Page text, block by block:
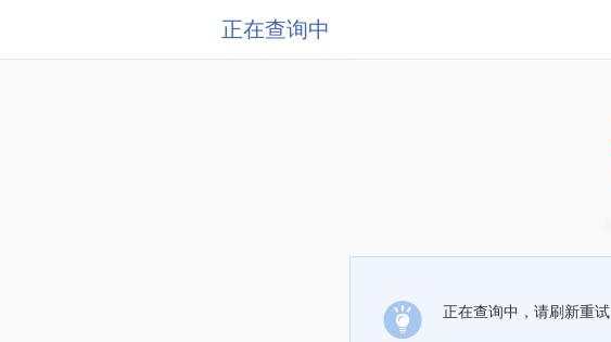
正在查询中
正在查询中，请刷新重试